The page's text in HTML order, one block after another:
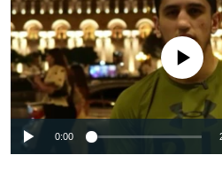
Феълан кор
0:00